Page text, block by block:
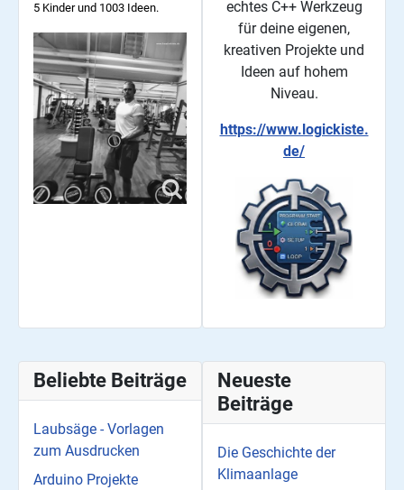
5 Kinder und 1003 Ideen.
echtes C++ Werkzeug
für deine eigenen,
kreativen Projekte und
Ideen auf hohem
Niveau.
https://www.logickiste.
de/
Beliebte Beiträge
Laubsäge - Vorlagen
zum Ausdrucken
Arduino Projekte
Neueste
Beiträge
Die Geschichte der
Klimaanlage